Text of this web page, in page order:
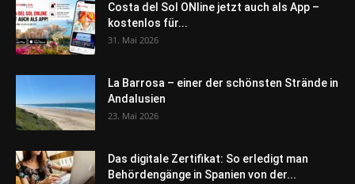
Costa del Sol ONline jetzt auch als App –
kostenlos für...
31. Mai 2026
La Barrosa – einer der schönsten Strände in
Andalusien
23. Mai 2026
Das digitale Zertifikat: So erledigt man
Behördengänge in Spanien von der...